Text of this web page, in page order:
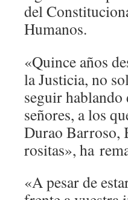
del
Humanos.
«Quince años
la Justicia, no
seguir
señores, a los
Durao Barroso,
rositas», ha
«A pesar de